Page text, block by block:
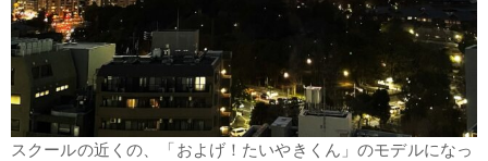
スクールの近くの、「およげ！たいやきくん」のモデルになっ